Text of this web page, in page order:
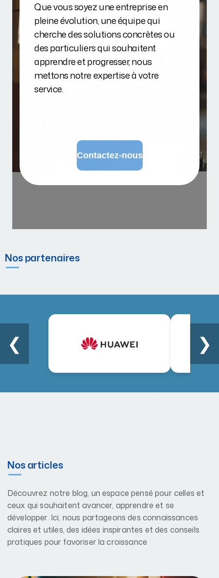
Que vous soyez une entreprise en
pleine évolution, une équipe qui
cherche des solutions concrètes ou
des particuliers qui souhaitent
apprendre et progresser, nous
mettons notre expertise à votre
service.
Nos partenaires
❮ ❯
Nos articles
Découvrez notre blog, un espace pensé pour celles et
ceux qui souhaitent avancer, apprendre et se
développer. Ici, nous partageons des connaissances
claires et utiles, des idées inspirantes et des conseils
pratiques pour favoriser la croissance